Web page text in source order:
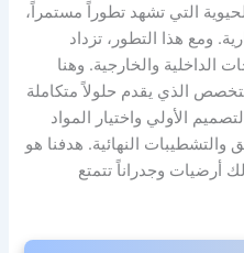
التي تشهد تطوراً مستمراً،
ومع هذا التطور، تزداد
الداخلية والخارجية. وهنا
الذي يقدم حلولاً متكاملة
الأولي واختيار المواد
والتشطيبات النهائية. هدفنا هو
أرضيات وجدراناً تتمتع